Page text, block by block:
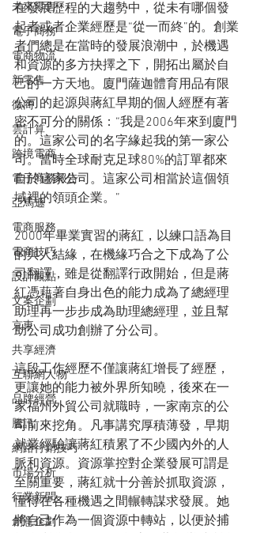
未來零售
電子商務
電商物流
新零售
微商
雲計算
跨境電商
電子商務報告
亞馬遜
電商服務
電商技巧
設計觀點
文案企劃
京東
共享經濟
互聯網人物
品牌經營
騰訊
網路行銷技巧
市場分析
行業新聞
創意企劃
在發展歷程的大趨勢中，從未有哪個發
起者或者企業經歷是“從一而終”的。創業
者們總是在當時的發展浪潮中，於機遇
和資源的多方抉擇之下，開拓出屬於自
己的一方天地。廈門薩迦體育用品有限
公司的起源與蔣紅早期的個人經歷有著
密不可分的關係：“我是2006年來到廈門
的。這家公司的名字緣起我的第一家公
司。當時全球耐克足球80%的訂單都來
自於這家公司。這家公司相當於這個領
域裡的領頭企業。”
2000年畢業實習的蔣紅，以練口語為目
的與人結緣，在機緣巧合之下成為了公
司翻譯，雖是從翻譯行政開始，但是蔣
紅憑藉著自身出色的能力成為了總經理
助理再一步步成為助理總經理，並且幫
助公司成功創辦了分公司。
這段工作經歷不僅讓蔣紅增長了經歷，
更讓她的能力被外界所知曉，後來在一
家福州外貿公司就職時，一家南京的公
司前來挖角。凡事講究厚積薄發，早期
就業經驗讓蔣紅積累了不少國內外的人
脈和資源。資源掌控對企業發展可謂是
至關重要，蔣紅就十分善於抓取資源，
懂得在各種機遇之間輾轉謀求發展。她
將自己作為一個資源中轉站，以便於捕